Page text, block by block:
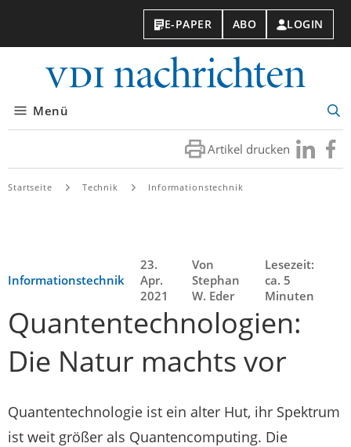
E-PAPER ABO LOGIN
Menü
Artikel drucken Besuchen
Sie
Sie
Startseite Technik Informationstechnik
Informationstechnik
23.
Apr.
2021
Von
Stephan
W. Eder
Lesezeit:
ca. 5
Minuten
Quantentechnologien:
Die Natur machts vor
Quantentechnologie ist ein alter Hut, ihr Spektrum
ist weit größer als Quantencomputing. Die